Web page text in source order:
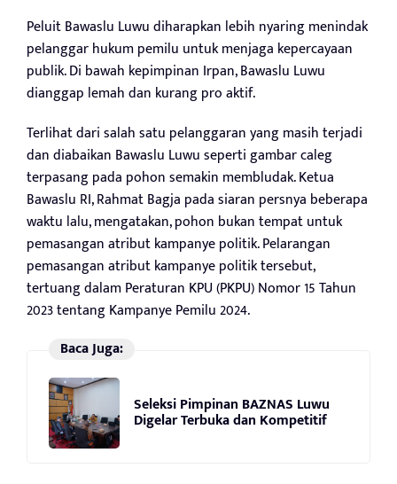
Peluit Bawaslu Luwu diharapkan lebih nyaring menindak
pelanggar hukum pemilu untuk menjaga kepercayaan
publik. Di bawah kepimpinan Irpan, Bawaslu Luwu
dianggap lemah dan kurang pro aktif.
Terlihat dari salah satu pelanggaran yang masih terjadi
dan diabaikan Bawaslu Luwu seperti gambar caleg
terpasang pada pohon semakin membludak. Ketua
Bawaslu RI, Rahmat Bagja pada siaran persnya beberapa
waktu lalu, mengatakan, pohon bukan tempat untuk
pemasangan atribut kampanye politik. Pelarangan
pemasangan atribut kampanye politik tersebut,
tertuang dalam Peraturan KPU (PKPU) Nomor 15 Tahun
2023 tentang Kampanye Pemilu 2024.
Baca Juga:
Seleksi Pimpinan BAZNAS Luwu
Digelar Terbuka dan Kompetitif